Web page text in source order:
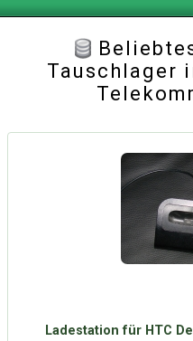
Tauschlager
Ladestation für HTC